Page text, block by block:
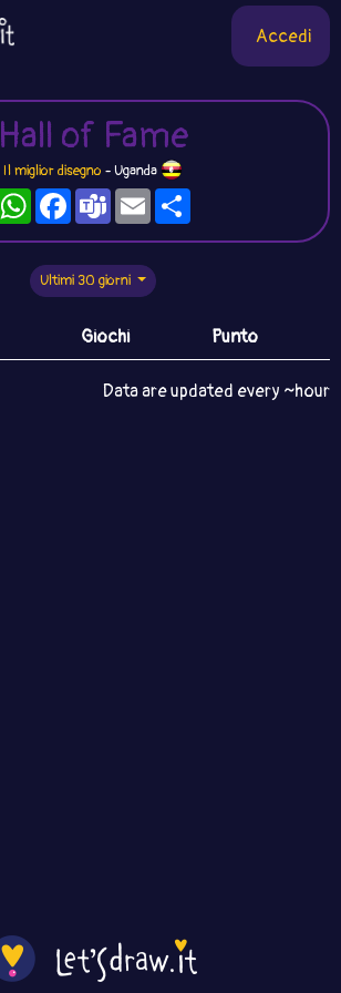
Accedi
Hall of Fame
Il miglior disegno - Uganda
WhatsAppFacebook
TeamsEmail
Ultimi 30 giorni
Giochi Punto
Data are updated every ~hour